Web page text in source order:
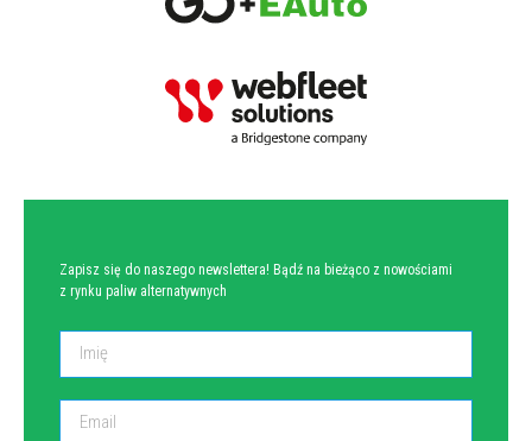
Zapisz się do naszego newslettera! Bądź na bieżąco z nowościami
z rynku paliw alternatywnych